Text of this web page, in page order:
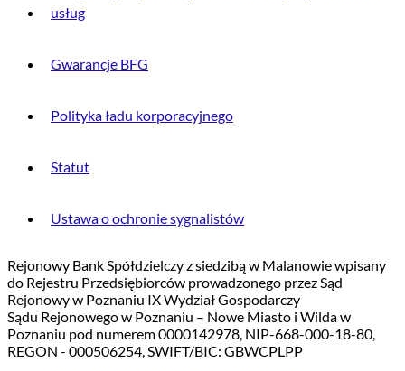
usług
Gwarancje BFG
Polityka ładu korporacyjnego
Statut
Ustawa o ochronie sygnalistów
Rejonowy Bank Spółdzielczy z siedzibą w Malanowie wpisany
do Rejestru Przedsiębiorców prowadzonego przez Sąd
Rejonowy w Poznaniu IX Wydział Gospodarczy
Sądu Rejonowego w Poznaniu – Nowe Miasto i Wilda w
Poznaniu pod numerem 0000142978, NIP-668-000-18-80,
REGON - 000506254, SWIFT/BIC: GBWCPLPP